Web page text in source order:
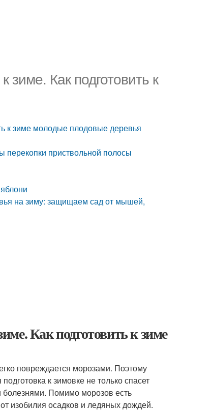
зиме. Как подготовить к
к зиме молодые плодовые деревья
приствольной полосы
на зиму: защищаем сад от мышей,
Как подготовить к зиме
повреждается морозами. Поэтому
к зимовке не только спасет
болезнями. Помимо морозов есть
изобилия осадков и ледяных дождей.